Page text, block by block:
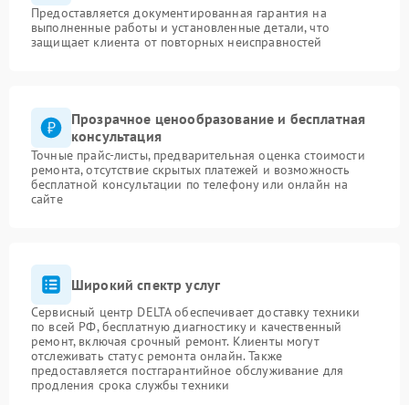
Предоставляется документированная гарантия на
выполненные работы и установленные детали, что
защищает клиента от повторных неисправностей
Прозрачное ценообразование и бесплатная
консультация
Точные прайс-листы, предварительная оценка стоимости
ремонта, отсутствие скрытых платежей и возможность
бесплатной консультации по телефону или онлайн на
сайте
Широкий спектр услуг
Сервисный центр DELTA обеспечивает доставку техники
по всей РФ, бесплатную диагностику и качественный
ремонт, включая срочный ремонт. Клиенты могут
отслеживать статус ремонта онлайн. Также
предоставляется постгарантийное обслуживание для
продления срока службы техники